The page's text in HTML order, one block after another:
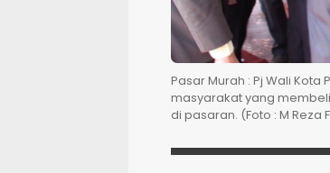
Pasar Murah : Pj Wali
masyarakat yang
di pasaran. (Foto : M Reza